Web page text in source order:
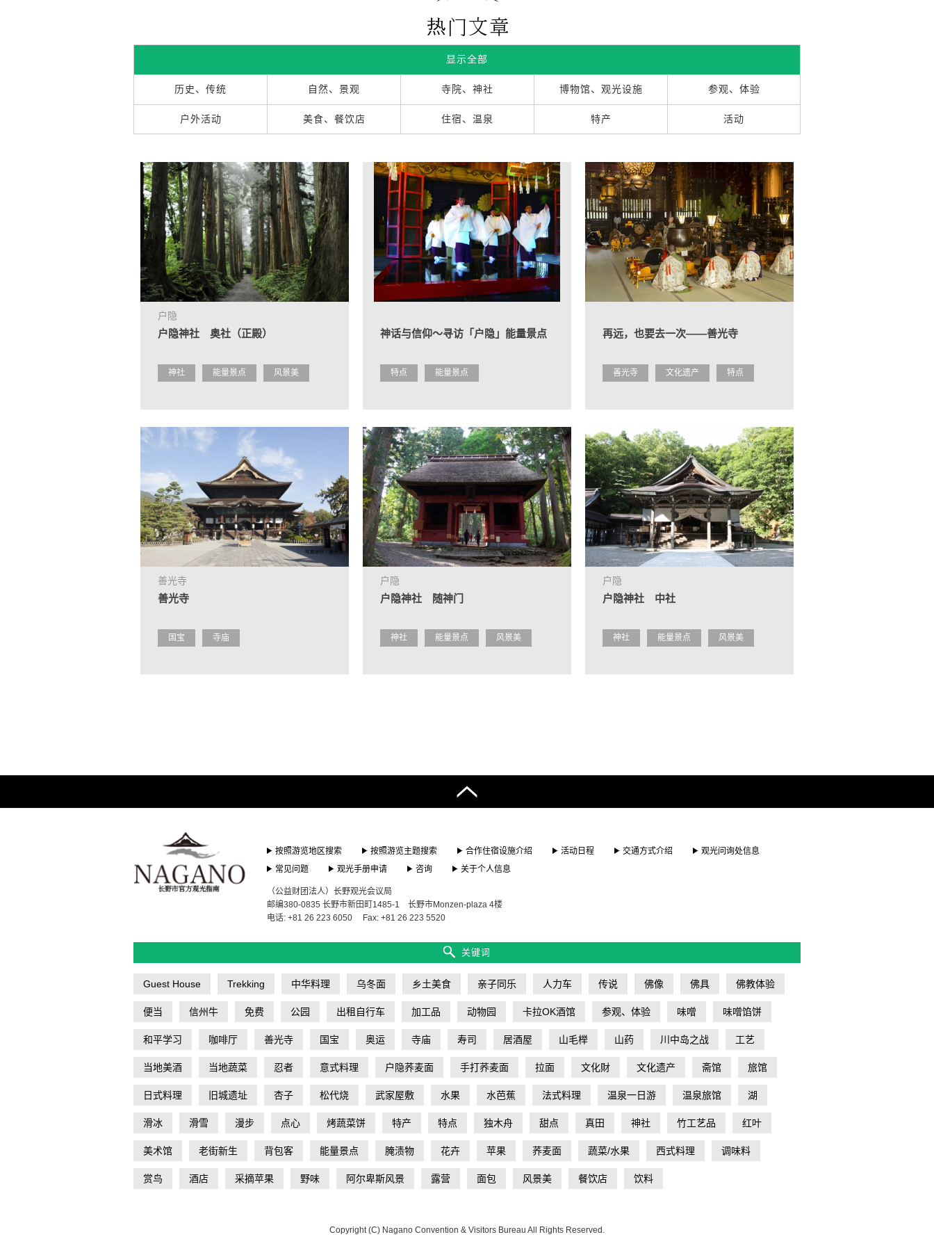
显示全部
历史、传统 自然、景观 寺院、神社 博物馆、观光设施 参观、体验
户外活动 美食、餐饮店 住宿、温泉 特产 活动
户隐
户隐神社 奥社（正殿）
神社 能量景点 风景美
神话与信仰～寻访「户隐」能量景点
特点 能量景点
再远，也要去一次――善光寺
善光寺 文化遗产 特点
善光寺
善光寺
国宝 寺庙
户隐
户隐神社 随神门
神社 能量景点 风景美
户隐
户隐神社 中社
神社 能量景点 风景美
按照游览地区搜索 按照游览主题搜索 合作住宿设施介绍 活动日程 交通方式介绍
观光问询处信息
常见问题
观光手册申请 咨询 关于个人信息
（公益财团法人）长野观光会议局
邮编380-0835 长野市新田町1485-1 长野市Monzen-plaza 4楼
电话: +81 26 223 6050
Fax: +81 26 223 5520
关键词
Guest House Trekking 中华料理 乌冬面 乡土美食 亲子同乐 人力车 传说 佛像 佛具 佛教体验
便当 信州牛 免费 公园 出租自行车 加工品 动物园 卡拉OK酒馆 参观、体验 味噌 味噌馅饼
和平学习 咖啡厅 善光寺 国宝 奥运 寺庙 寿司 居酒屋 山毛榉 山药 川中岛之战 工艺
当地美酒 当地蔬菜 忍者 意式料理 户隐荞麦面 手打荞麦面 拉面 文化財 文化遗产 斋馆 旅馆
日式料理 旧城遗址 杏子 松代烧 武家屋敷 水果 水芭蕉 法式料理 温泉一日游 温泉旅馆 湖
滑冰 滑雪 漫步 点心 烤蔬菜饼 特产 特点 独木舟 甜点 真田 神社 竹工艺品 红叶
美术馆 老街新生 背包客 能量景点 腌渍物 花卉 苹果 荞麦面 蔬菜/水果 西式料理 调味料
赏鸟 酒店 采摘苹果 野味 阿尔卑斯风景 露营 面包 风景美 餐饮店 饮料
Copyright (C) Nagano Convention & Visitors Bureau All Rights Reserved.